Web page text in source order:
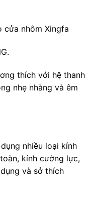
cửa nhôm Xingfa
thích với hệ thanh
nhẹ nhàng và êm
nhiều loại kính
kính cường lực,
và sở thích